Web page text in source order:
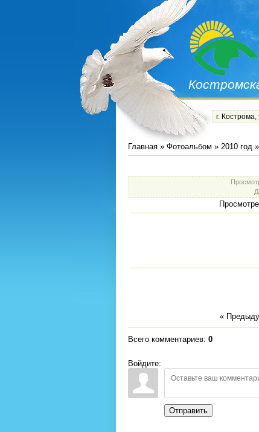
г.
Главная » Фотоальбом » 2010 год »
«
Всего комментариев: 0
Войдите:
Отправить